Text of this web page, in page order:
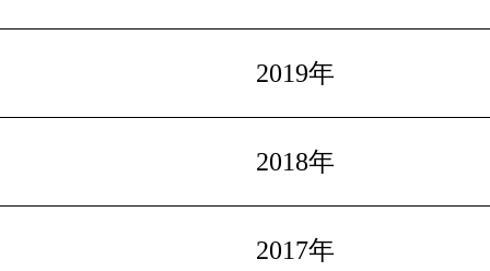
2019年
2018年
2017年